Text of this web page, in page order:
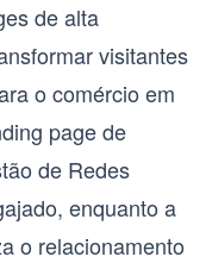
de alta
visitantes
o comércio em
page de
de Redes
enquanto a
o relacionamento